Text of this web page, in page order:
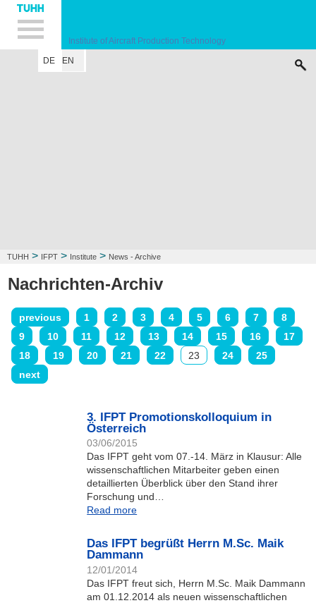
Hauptnavigation
Unternavigation
Inhalt
Suche
Institute of Aircraft Production Technology
DE
EN
TUHH > IFPT > Institute > News - Archive
Nachrichten-Archiv
previous 1 2 3 4 5 6 7
8
9
10 11 12 13 14 15 16
17
18
19 20 21 22 23 24
25
next
3. IFPT Promotionskolloquium in
Österreich
03/06/2015
Das IFPT geht vom 07.-14. März in Klausur: Alle
wissenschaftlichen Mitarbeiter geben einen
detaillierten Überblick über den Stand ihrer
Forschung und…
Read more
Das IFPT begrüßt Herrn M.Sc. Maik
Dammann
12/01/2014
Das IFPT freut sich, Herrn M.Sc. Maik Dammann
am 01.12.2014 als neuen wissenschaftlichen